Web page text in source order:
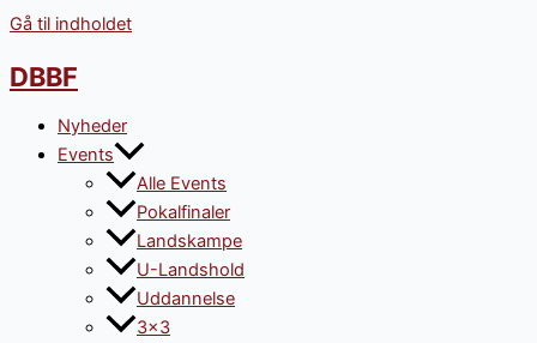
Gå til indholdet
DBBF
Nyheder
Events
Alle Events
Pokalfinaler
Landskampe
U-Landshold
Uddannelse
3×3